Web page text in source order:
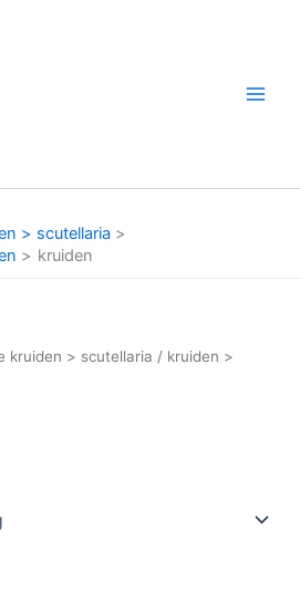
> scutellaria
kruiden
kruiden > scutellaria / kruiden >